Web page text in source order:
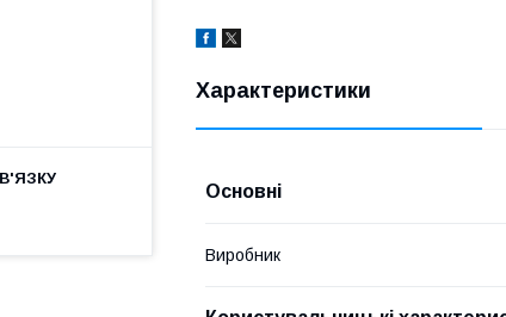
Характеристики
Основні
Виробник